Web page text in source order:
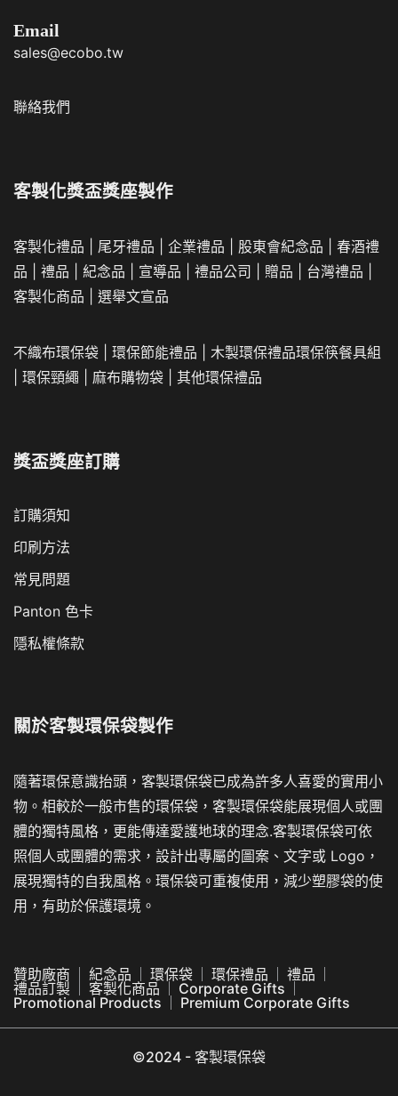
Email
sales@ecobo.tw
聯絡我們
客製化獎盃獎座製作
客製化禮品 尾牙禮品 企業禮品 股東會紀念品
春酒禮
品
禮品 紀念品 宣導品 禮品公司 贈品 台灣禮品
客製化商品
選舉文宣品
不織布環保袋 環保節能禮品 木製環保禮品環保筷餐具組
環保頸繩 麻布購物袋 其他環保禮品
獎盃獎座訂購
訂購須知
印刷方法
常見問題
Panton 色卡
隱私權條款
關於客製環保袋製作
隨著環保意識抬頭，客製環保袋已成為許多人喜愛的實用小
物。相較於一般市售的環保袋，客製環保袋能展現個人或團
體的獨特風格，更能傳達愛護地球的理念.客製環保袋可依
照個人或團體的需求，設計出專屬的圖案、文字或 Logo，
展現獨特的自我風格。環保袋可重複使用，減少塑膠袋的使
用，有助於保護環境。
贊助廠商 紀念品 環保袋 環保禮品
禮品
禮品訂製
客製化商品
Corporate Gifts
Promotional Products
Premium Corporate Gifts
©2024 - 客製環保袋